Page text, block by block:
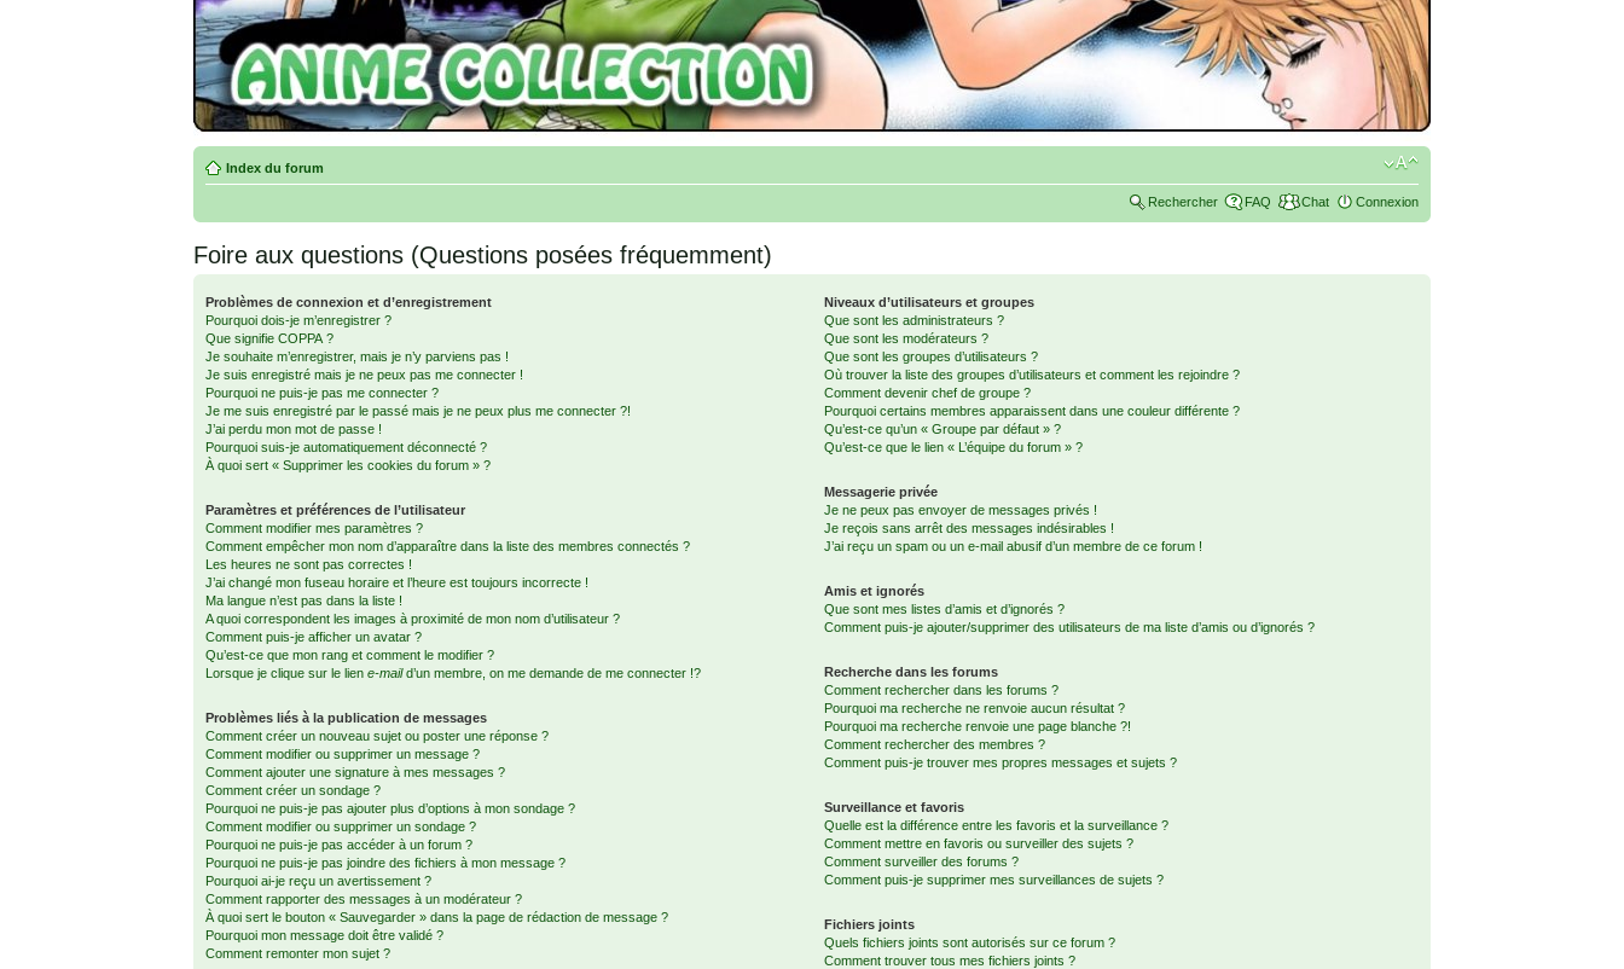
Index du forum
Rechercher FAQ Chat Connexion
Foire aux questions (Questions posées fréquemment)
Problèmes de connexion et d’enregistrement
Pourquoi dois-je m’enregistrer ?
Que signifie COPPA ?
Je souhaite m’enregistrer, mais je n’y parviens pas !
Je suis enregistré mais je ne peux pas me connecter !
Pourquoi ne puis-je pas me connecter ?
Je me suis enregistré par le passé mais je ne peux plus me connecter ?!
J’ai perdu mon mot de passe !
Pourquoi suis-je automatiquement déconnecté ?
À quoi sert « Supprimer les cookies du forum » ?
Paramètres et préférences de l’utilisateur
Comment modifier mes paramètres ?
Comment empêcher mon nom d’apparaître dans la liste des membres connectés ?
Les heures ne sont pas correctes !
J’ai changé mon fuseau horaire et l’heure est toujours incorrecte !
Ma langue n’est pas dans la liste !
A quoi correspondent les images à proximité de mon nom d’utilisateur ?
Comment puis-je afficher un avatar ?
Qu’est-ce que mon rang et comment le modifier ?
Lorsque je clique sur le lien e-maild’un membre, on me demande de me connecter !?
Problèmes liés à la publication de messages
Comment créer un nouveau sujet ou poster une réponse ?
Comment modifier ou supprimer un message ?
Comment ajouter une signature à mes messages ?
Comment créer un sondage ?
Pourquoi ne puis-je pas ajouter plus d’options à mon sondage ?
Comment modifier ou supprimer un sondage ?
Pourquoi ne puis-je pas accéder à un forum ?
Pourquoi ne puis-je pas joindre des fichiers à mon message ?
Pourquoi ai-je reçu un avertissement ?
Comment rapporter des messages à un modérateur ?
À quoi sert le bouton « Sauvegarder » dans la page de rédaction de message ?
Pourquoi mon message doit être validé ?
Comment remonter mon sujet ?
Niveaux d’utilisateurs et groupes
Que sont les administrateurs ?
Que sont les modérateurs ?
Que sont les groupes d’utilisateurs ?
Où trouver la liste des groupes d’utilisateurs et comment les rejoindre ?
Comment devenir chef de groupe ?
Pourquoi certains membres apparaissent dans une couleur différente ?
Qu’est-ce qu’un « Groupe par défaut » ?
Qu’est-ce que le lien « L’équipe du forum » ?
Messagerie privée
Je ne peux pas envoyer de messages privés !
Je reçois sans arrêt des messages indésirables !
J’ai reçu un spam ou un e-mail abusif d’un membre de ce forum !
Amis et ignorés
Que sont mes listes d’amis et d’ignorés ?
Comment puis-je ajouter/supprimer des utilisateurs de ma liste d’amis ou d’ignorés ?
Recherche dans les forums
Comment rechercher dans les forums ?
Pourquoi ma recherche ne renvoie aucun résultat ?
Pourquoi ma recherche renvoie une page blanche ?!
Comment rechercher des membres ?
Comment puis-je trouver mes propres messages et sujets ?
Surveillance et favoris
Quelle est la différence entre les favoris et la surveillance ?
Comment mettre en favoris ou surveiller des sujets ?
Comment surveiller des forums ?
Comment puis-je supprimer mes surveillances de sujets ?
Fichiers joints
Quels fichiers joints sont autorisés sur ce forum ?
Comment trouver tous mes fichiers joints ?